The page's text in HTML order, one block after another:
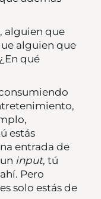
alguien que
alguien que
qué
estás
entrada de
input, tú
Pero
solo estás de